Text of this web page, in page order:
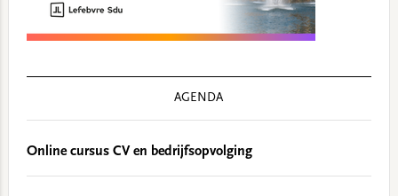
AGENDA
Online cursus CV en bedrijfsopvolging